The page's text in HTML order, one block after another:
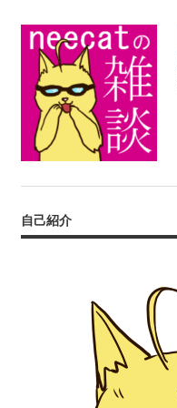
ー
自己紹介